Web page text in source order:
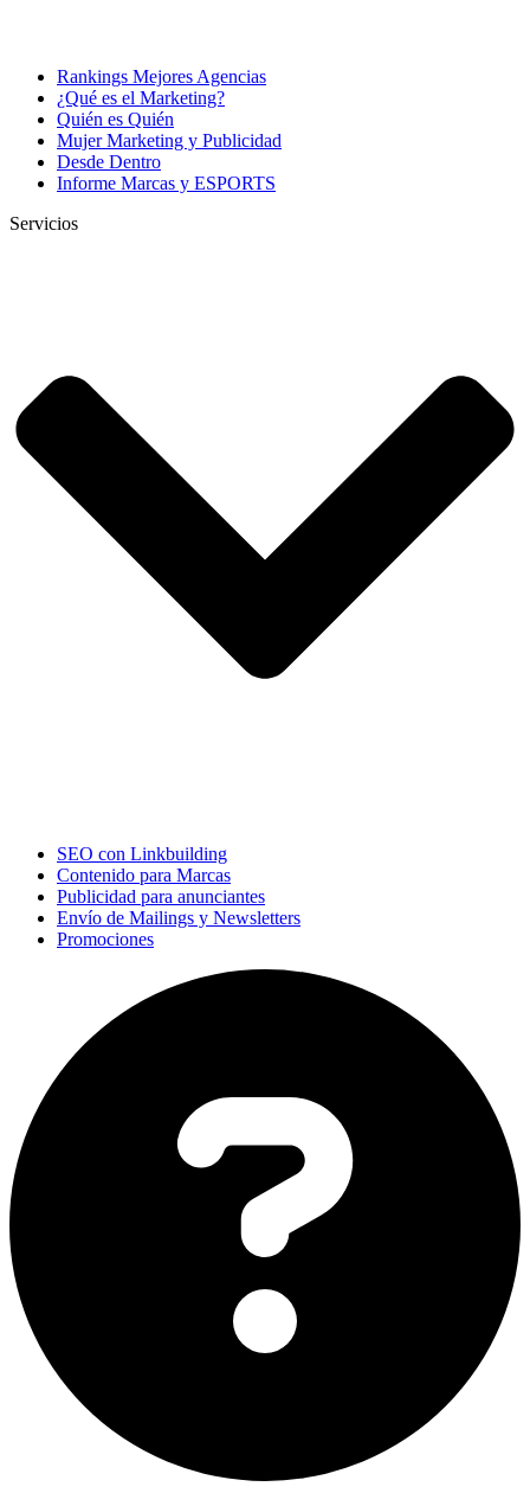
Rankings Mejores Agencias
¿Qué es el Marketing?
Quién es Quién
Mujer Marketing y Publicidad
Desde Dentro
Informe Marcas y ESPORTS
Servicios
SEO con Linkbuilding
Contenido para Marcas
Publicidad para anunciantes
Envío de Mailings y Newsletters
Promociones